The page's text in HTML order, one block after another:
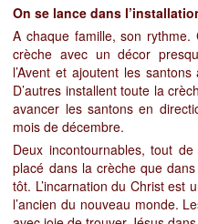
On se lance dans
A chaque famille, son rythme.
crèche avec un décor
l’Avent et ajoutent les
D’autres installent toute la
avancer les santons en
mois de décembre.
Deux incontournables, tout
placé dans la crèche que
tôt. L’incarnation du Christ est
l’ancien du nouveau monde.